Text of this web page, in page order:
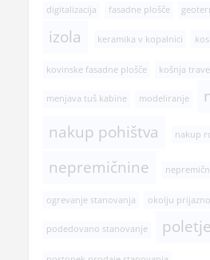
digitalizacija fasadne plošče
izola keramika v kopalnici
kovinske fasadne plošče košnja trave
menjava tuš kabine modeliranje
nakup pohištva
nakup
nepremičnine
ogrevanje stanovanja okolju
podedovano stanovanje poletje